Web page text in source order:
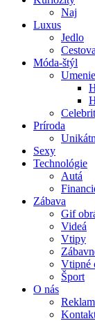
Naj
Luxus
Jedlo
Móda-štýl
Umenie
Príroda
Sexy
Technológie
Autá
Zábava
Gif
Videá
Vtipy
Vtipné
Šport
O nás